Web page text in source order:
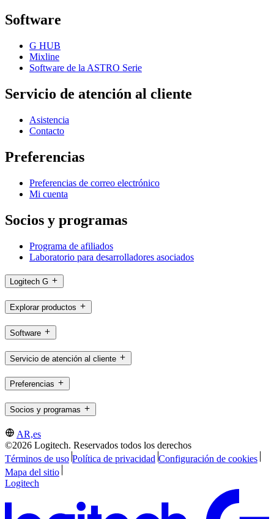
Software
G HUB
Mixline
Software de la ASTRO Serie
Servicio de atención al cliente
Asistencia
Contacto
Preferencias
Preferencias de correo electrónico
Mi cuenta
Socios y programas
Programa de afiliados
Laboratorio para desarrolladores asociados
Logitech G
Explorar productos
Software
Servicio de atención al cliente
Preferencias
Socios y programas
AR,es
©2026 Logitech. Reservados todos los derechos
Términos de uso Política de privacidad Configuración de cookies
Mapa del sitio
Logitech